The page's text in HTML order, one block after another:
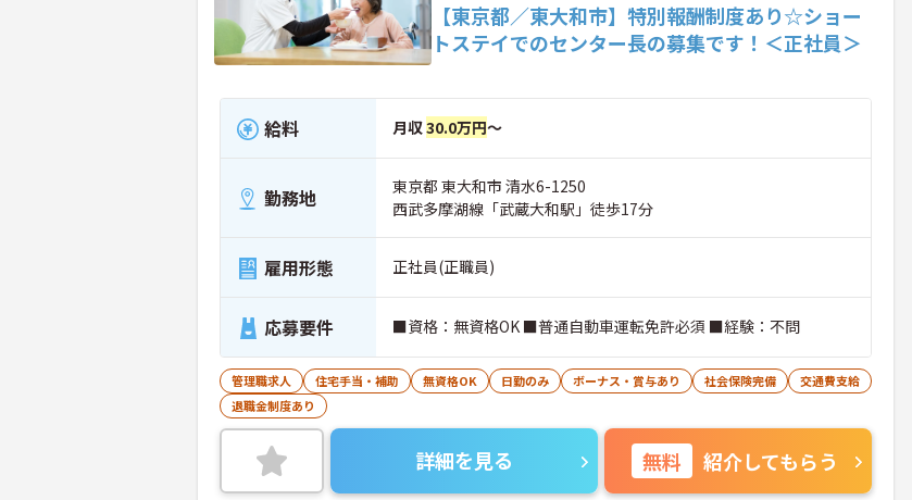
【東京都／東大和市】特別報酬制度あり☆ショー
トステイでのセンター長の募集です！＜正社員＞
給料 月収30.0万円～
勤務地
東京都 東大和市 清水6-1250
西武多摩湖線「武蔵大和駅」徒歩17分
雇用形態 正社員(正職員)
応募要件 ■資格：無資格OK ■普通自動車運転免許必須 ■経験：不問
管理職求人 住宅手当・補助 無資格OK 日勤のみ ボーナス・賞与あり 社会保険完備
交通費支給
退職金制度あり
詳細を見る 無料 紹介してもらう